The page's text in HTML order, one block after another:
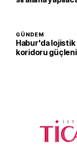
GÜNDEM
Habur'da
koridoru